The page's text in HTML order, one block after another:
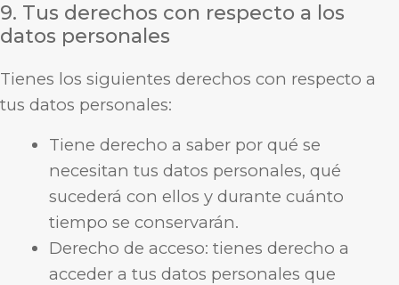
9. Tus derechos con respecto a los
datos personales
Tienes los siguientes derechos con respecto a
tus datos personales:
Tiene derecho a saber por qué se
necesitan tus datos personales, qué
sucederá con ellos y durante cuánto
tiempo se conservarán.
Derecho de acceso: tienes derecho a
acceder a tus datos personales que